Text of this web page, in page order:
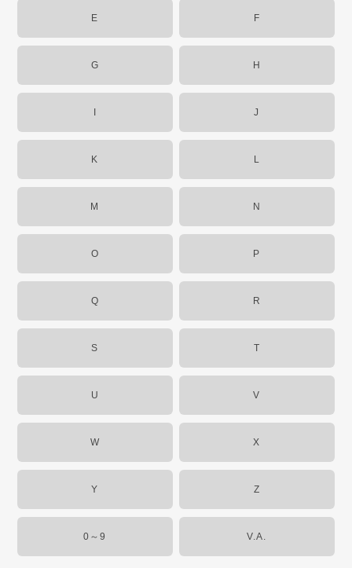
E F
G H
J
K L
M N
O P
Q R
S T
U V
W X
Y Z
0～9 V.A.